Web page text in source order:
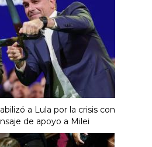
a Lula por la crisis con
de apoyo a Milei